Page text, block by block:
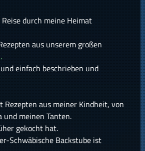
durch meine Heimat
aus unserem großen
einfach beschrieben und
Rezepten aus meiner Kindheit, von
und meinen Tanten.
gekocht hat.
Schwäbische Backstube ist